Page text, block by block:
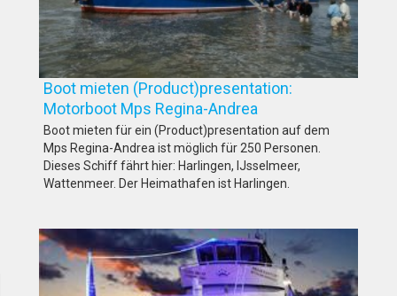
Boot mieten (Product)presentation:
Motorboot Mps Regina-Andrea
Boot mieten für ein (Product)presentation auf dem
Mps Regina-Andrea ist möglich für 250 Personen.
Dieses Schiff fährt hier: Harlingen, IJsselmeer,
Wattenmeer. Der Heimathafen ist Harlingen.